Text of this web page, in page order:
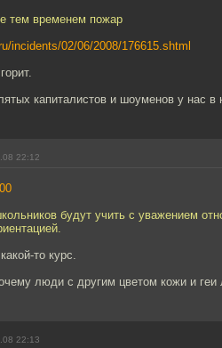
тем временем пожар
incidents/02/06/2008/176615.shtml
капиталистов и шоуменов у нас в
22:12
будут учить с уважением
то курс.
люди с другим цветом кожи и
22:13